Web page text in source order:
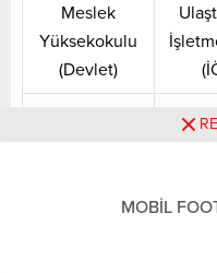
Meslek
Yüksekokulu
(Devlet)
ÜNİVERSİTESİMOBİL